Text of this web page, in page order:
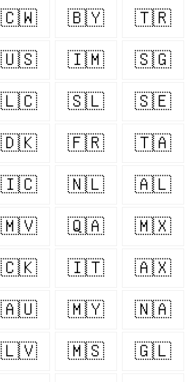
🇨🇼 🇧🇾 🇹🇷
🇺🇸 🇮🇲 🇸🇬
🇱🇨 🇸🇱 🇸🇪
🇩🇰 🇫🇷 🇹🇦
🇮🇨 🇳🇱 🇦🇱
🇲🇻 🇶🇦 🇲🇽
🇨🇰 🇮🇹 🇦🇽
🇦🇺 🇲🇾 🇳🇦
🇱🇻 🇲🇸 🇬🇱